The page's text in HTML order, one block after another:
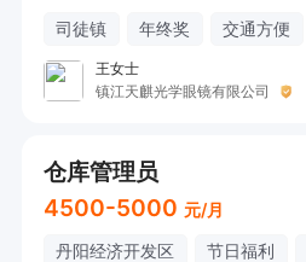
司徒镇 年终奖 交通方便
王女士
镇江天麒光学眼镜有限公司
仓库管理员
4500-5000 元/月
丹阳经济开发区 节日福利